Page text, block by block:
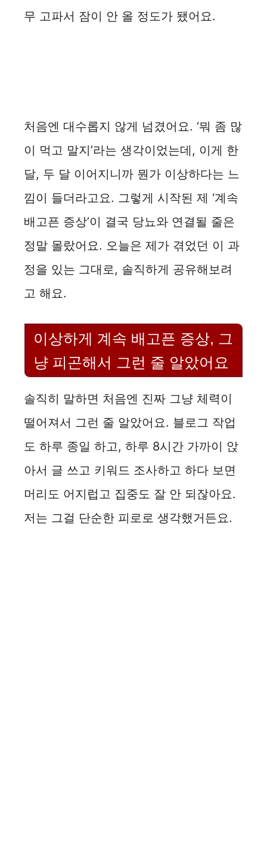
무 고파서 잠이 안 올 정도가 됐어요.
처음엔 대수롭지 않게 넘겼어요. ‘뭐 좀 많
이 먹고 말지’라는 생각이었는데, 이게 한
달, 두 달 이어지니까 뭔가 이상하다는 느
낌이 들더라고요. 그렇게 시작된 제 ‘계속
배고픈 증상’이 결국 당뇨와 연결될 줄은
정말 몰랐어요. 오늘은 제가 겪었던 이 과
정을 있는 그대로, 솔직하게 공유해보려
고 해요.
이상하게 계속 배고픈 증상, 그
냥 피곤해서 그런 줄 알았어요
솔직히 말하면 처음엔 진짜 그냥 체력이
떨어져서 그런 줄 알았어요. 블로그 작업
도 하루 종일 하고, 하루 8시간 가까이 앉
아서 글 쓰고 키워드 조사하고 하다 보면
머리도 어지럽고 집중도 잘 안 되잖아요.
저는 그걸 단순한 피로로 생각했거든요.